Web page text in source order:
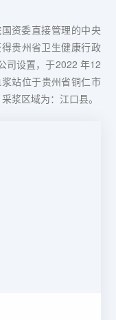
资委直接管理的中央
贵州省卫生健康行政
司设置，于2022 年12
站位于贵州省铜仁市
浆区域为：江口县。